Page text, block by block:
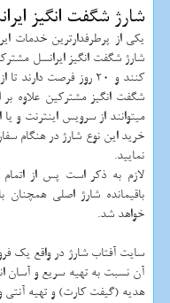
شارژ شگفت انگيز
یکی از پرطرفدارترین خدمات
کنند و 20 روز فرصت
شگفت انگیز مشترکین علاوه
میتوانند از سرویس اینترنت و
خرید این نوع شارژ در هنگام
نمایید.
لازم به ذکر است پس از اتمام
باقیمانده شارژ اصلی
خواهد شد.
سایت آفتاب شارژ در واقع یک
آن نسبت به تهیه سریع و آسان
هدیه (گیفت کارت) و تهیه آنتی